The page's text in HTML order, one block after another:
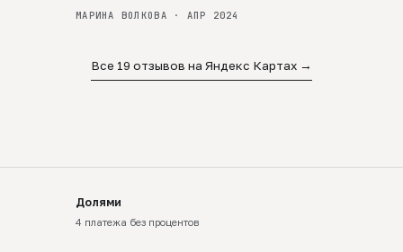
МАРИНА ВОЛКОВА · АПР 2024
Все 19 отзывов на Яндекс Картах →
Долями
4 платежа без процентов